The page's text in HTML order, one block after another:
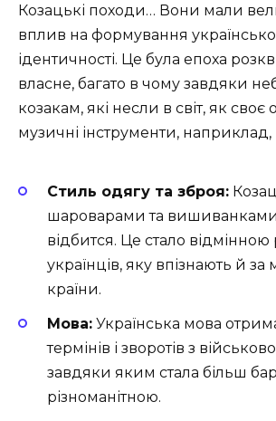
Козацькі походи… Вони мали
вплив на формування
ідентичності. Це була епоха
власне, багато в чому завдяки
козакам, які несли в світ, як своє
музичні інструменти, наприклад,
Стиль одягу та зброя:
шароварами та
відбится. Це стало
українців, яку впізнають й
країни.
Мова: Українська мова
термінів і зворотів з
завдяки яким стала більш
різноманітною.